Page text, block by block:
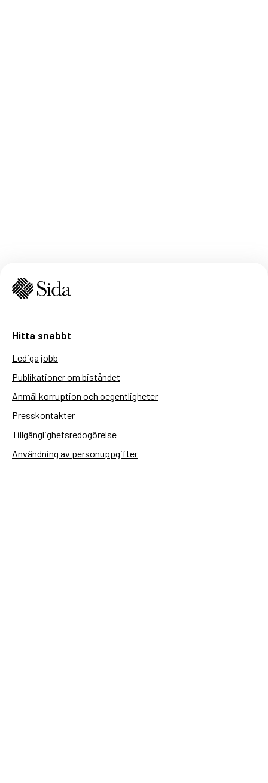
Hitta snabbt
Lediga jobb
Publikationer om biståndet
Anmäl korruption och oegentligheter
Presskontakter
Tillgänglighetsredogörelse
Användning av personuppgifter